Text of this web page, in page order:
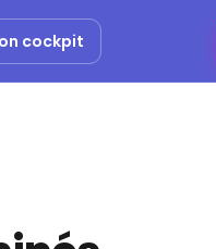
cockpit